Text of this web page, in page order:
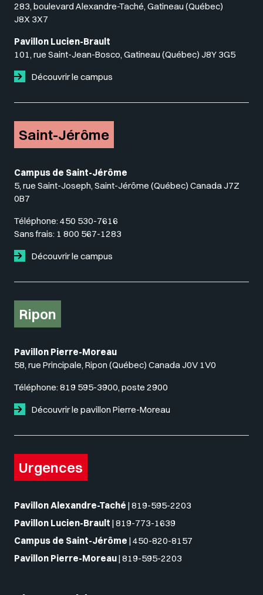
283, boulevard Alexandre-Taché, Gatineau (Québec)
J8X 3X7
Pavillon Lucien-Brault
101, rue Saint-Jean-Bosco, Gatineau (Québec) J8Y 3G5
Découvrir le campus
Saint-Jérôme
Campus de Saint-Jérôme
5, rue Saint-Joseph, Saint-Jérôme (Québec) Canada J7Z
0B7
Téléphone: 450 530-7616
Sans frais: 1 800 567-1283
Découvrir le campus
Ripon
Pavillon Pierre-Moreau
58, rue Principale, Ripon (Québec) Canada J0V 1V0
Téléphone: 819 595-3900, poste 2900
Découvrir le pavillon Pierre-Moreau
Urgences
Pavillon Alexandre-Taché | 819-595-2203
Pavillon Lucien-Brault | 819-773-1639
Campus de Saint-Jérôme | 450-820-8157
Pavillon Pierre-Moreau| 819-595-2203